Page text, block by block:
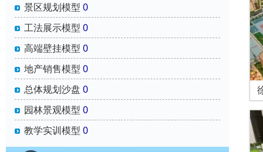
景区规划模型 0
工法展示模型 0
高端壁挂模型 0
地产销售模型 0
总体规划沙盘 0
园林景观模型 0
教学实训模型 0